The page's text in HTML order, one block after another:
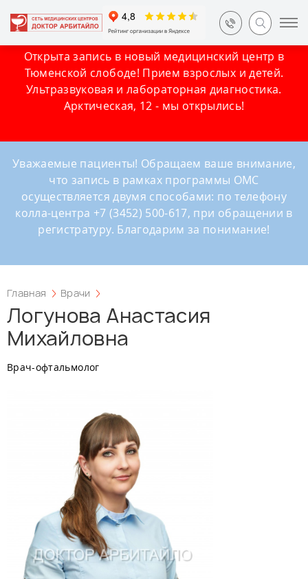
Открыта запись в новый медицинский центр в
Тюменской слободе! Прием взрослых и детей.
Ультразвуковая и лабораторная диагностика.
Арктическая, 12 - мы открылись!
Уважаемые пациенты! Обращаем ваше внимание,
что запись в рамках программы ОМС
осуществляется двумя способами: по телефону
колла-центра +7 (3452) 500-617, при обращении в
регистратуру. Благодарим за понимание!
Главная Врачи
Логунова Анастасия
Михайловна
Врач-офтальмолог